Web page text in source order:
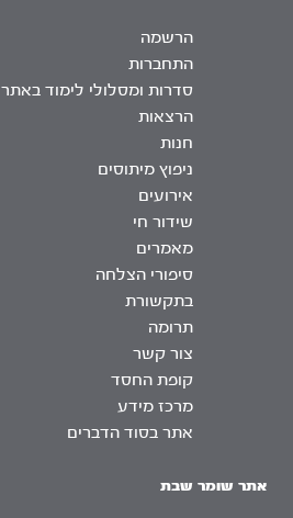
הרשמה
התחברות
סדרות ומסלולי לימוד באתר
הרצאות
חנות
ניפוץ מיתוסים
אירועים
שידור חי
מאמרים
סיפורי הצלחה
בתקשורת
תרומה
צור קשר
קופת החסד
מרכז מידע
אתר בסוד הדברים
אתר שומר שבת